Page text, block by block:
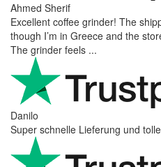
Ahmed Sherif
Excellent coffee grinder! The
though I’m in Greece and the
The grinder feels ...
Danilo
Super schnelle Lieferung und